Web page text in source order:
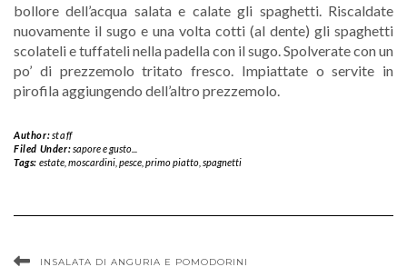
bollore dell’acqua salata e calate gli spaghetti. Riscaldate
nuovamente il sugo e una volta cotti (al dente) gli spaghetti
scolateli e tuffateli nella padella con il sugo. Spolverate con un
po’ di prezzemolo tritato fresco. Impiattate o servite in
pirofila aggiungendo dell’altro prezzemolo.
Author:staff
Filed Under:sapore e gusto...
Tags: estate, moscardini, pesce, primo piatto, spagnetti
INSALATA DI ANGURIA E POMODORINI